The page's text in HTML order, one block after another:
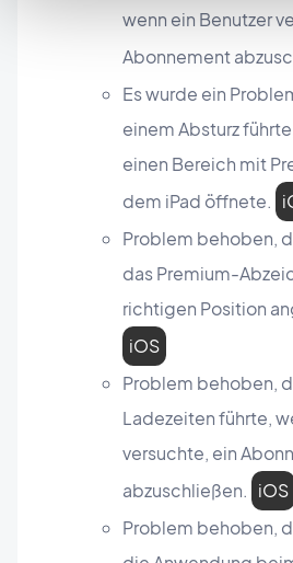
wenn ein Benutzer
Abonnement
Es wurde ein
einem Absturz
einen Bereich mit
dem iPad öffnete.
Problem behoben,
das Premium-
richtigen Position
iOS
Problem behoben,
Ladezeiten führte,
versuchte, ein
abzuschließen. iOS
Problem behoben,